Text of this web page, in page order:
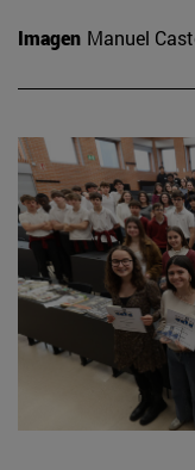
Imagen Manuel